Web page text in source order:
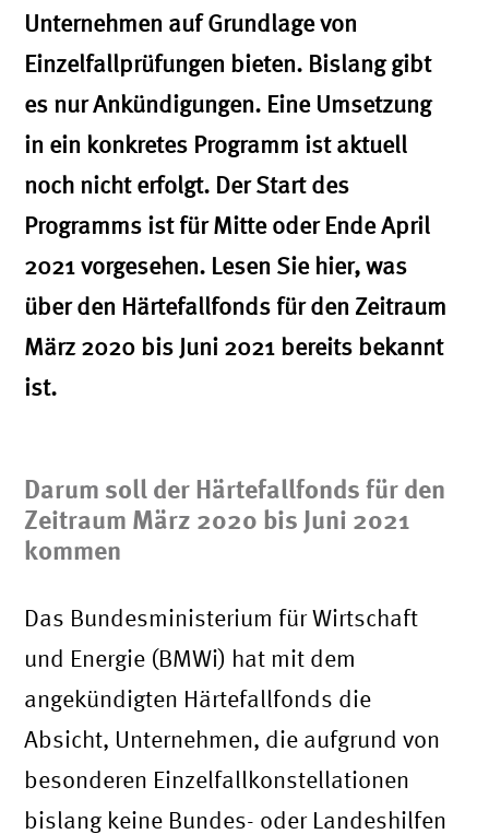
Unternehmen auf Grundlage von
Einzelfallprüfungen bieten. Bislang gibt
es nur Ankündigungen. Eine Umsetzung
in ein konkretes Programm ist aktuell
noch nicht erfolgt. Der Start des
Programms ist für Mitte oder Ende April
2021 vorgesehen. Lesen Sie hier, was
über den Härtefallfonds für den Zeitraum
März 2020 bis Juni 2021 bereits bekannt
ist.
Darum soll der Härtefallfonds für den
Zeitraum März 2020 bis Juni 2021
kommen
Das Bundesministerium für Wirtschaft
und Energie (BMWi) hat mit dem
angekündigten Härtefallfonds die
Absicht, Unternehmen, die aufgrund von
besonderen Einzelfallkonstellationen
bislang keine Bundes- oder Landeshilfen